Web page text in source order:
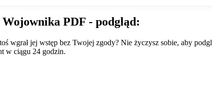
PDF - podgląd:
wgrał jej wstęp bez Twojej zgody? Nie życzysz sobie, aby
w ciągu 24 godzin.